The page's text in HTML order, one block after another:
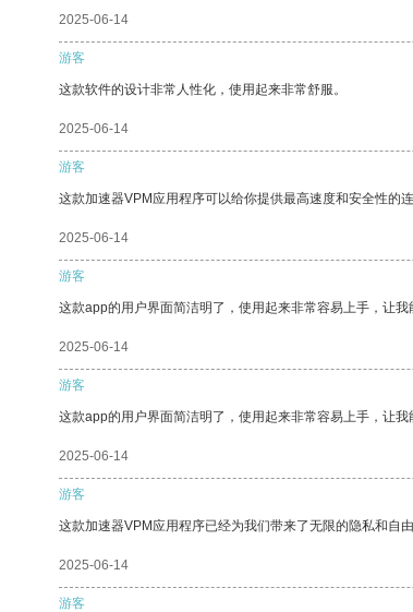
2025-06-14
游客
这款软件的设计非常人性化，使用起来非常舒服。
2025-06-14
游客
这款加速器VPM应用程序可以给你提供最高速度和安全性的
2025-06-14
游客
这款app的用户界面简洁明了，使用起来非常容易上手，让
2025-06-14
游客
这款app的用户界面简洁明了，使用起来非常容易上手，让我
2025-06-14
游客
这款加速器VPM应用程序已经为我们带来了无限的隐私和自由
2025-06-14
游客